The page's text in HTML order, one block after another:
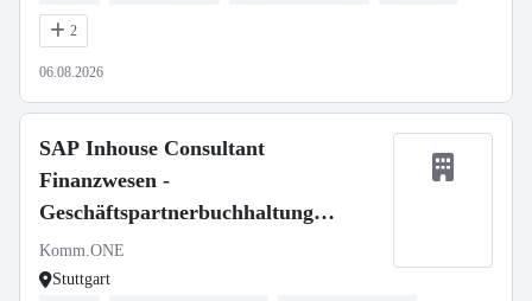
2
06.08.2026
SAP Inhouse Consultant
Finanzwesen -
Geschäftspartnerbuchhaltung
(w/m/d)
Komm.ONE
Stuttgart